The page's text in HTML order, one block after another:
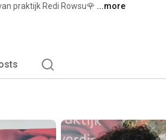
praktijk Redi Rowsu🌹 ...more